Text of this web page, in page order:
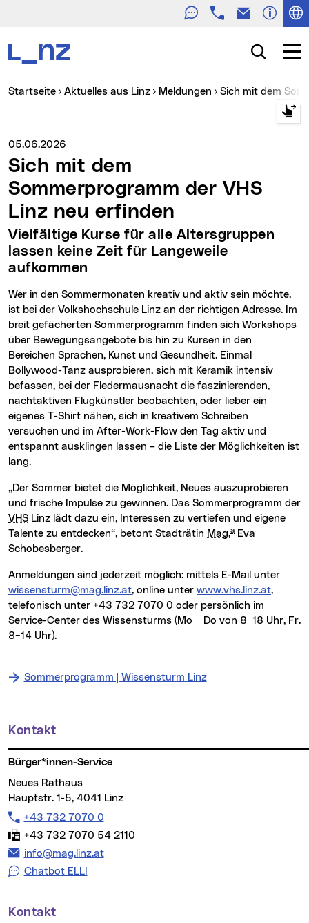
TelefonE-Mail
Suche
Sie sind hier:
Startseite Aktuelles aus Linz Meldungen Sich mit dem
Medienservice vom:
05.06.2026
Sich mit dem
Sommerprogramm der VHS
Linz neu erfinden
Vielfältige Kurse für alle Altersgruppen
lassen keine Zeit für Langeweile
aufkommen
Wer in den Sommermonaten kreativ und aktiv sein möchte,
ist bei der Volkshochschule Linz an der richtigen Adresse. Im
breit gefächerten Sommerprogramm finden sich Workshops
über Bewegungsangebote bis hin zu Kursen in den
Bereichen Sprachen, Kunst und Gesundheit. Einmal
Bollywood-Tanz ausprobieren, sich mit Keramik intensiv
befassen, bei der Fledermausnacht die faszinierenden,
nachtaktiven Flugkünstler beobachten, oder lieber ein
eigenes T-Shirt nähen, sich in kreativem Schreiben
versuchen und im After-Work-Flow den Tag aktiv und
entspannt ausklingen lassen – die Liste der Möglichkeiten ist
lang.
„Der Sommer bietet die Möglichkeit, Neues auszuprobieren
und frische Impulse zu gewinnen. Das Sommerprogramm der
VHS Linz lädt dazu ein, Interessen zu vertiefen und eigene
Talente zu entdecken“, betont Stadträtin Mag.a Eva
Schobesberger.
Anmeldungen sind jederzeit möglich: mittels E-Mail unter
wissensturm@mag.linz.at, online unter www.vhs.linz.at,
telefonisch unter +43 732 7070 0 oder persönlich im
Service-Center des Wissensturms (Mo − Do von 8−18 Uhr, Fr.
8−14 Uhr).
Sommerprogramm | Wissensturm Linz
Weitere Informationen
Kontakt
Bürger*innen-Service
Neues Rathaus
Hauptstr. 1-5, 4041 Linz
Telefon:
+43 732 7070 0
Fax:
+43 732 7070 54 2110
E-Mail Adresse:
info@mag.linz.at
Chatbot ELLI
Kontakt